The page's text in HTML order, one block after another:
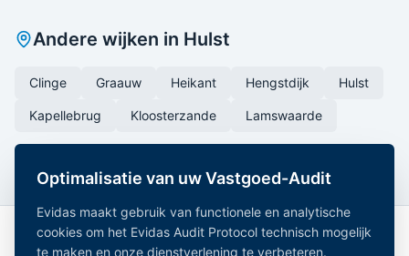
Andere wijken in Hulst
Clinge Graauw Heikant Hengstdijk Hulst
Kapellebrug Kloosterzande Lamswaarde
Optimalisatie van uw Vastgoed-Audit
Evidas maakt gebruik van functionele en analytische
cookies om het Evidas Audit Protocol technisch mogelijk
te maken en onze dienstverlening te verbeteren.